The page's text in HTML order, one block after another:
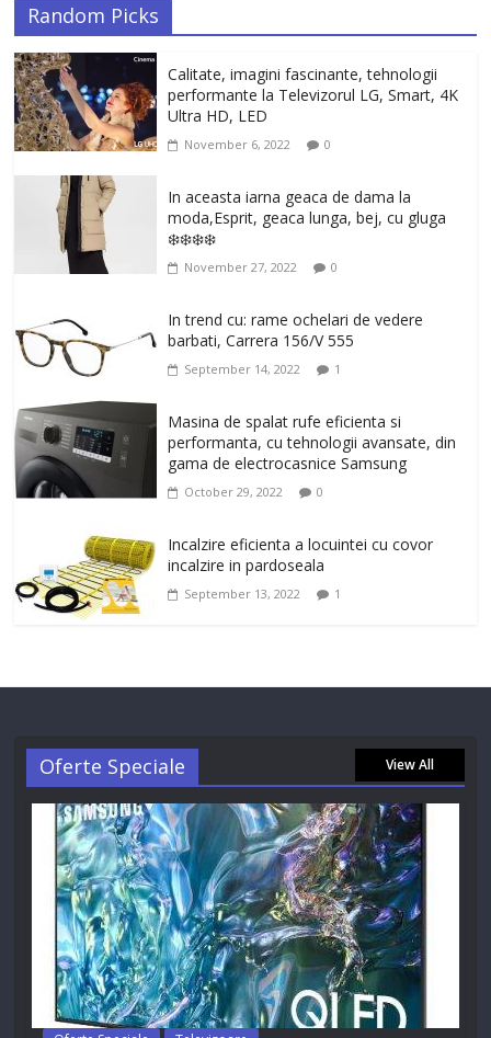
Random Picks
Calitate, imagini fascinante, tehnologii
performante la Televizorul LG, Smart, 4K
Ultra HD, LED
November 6, 2022 0
In aceasta iarna geaca de dama la
moda,Esprit, geaca lunga, bej, cu gluga
❄️❄️❄️❄️
November 27, 2022 0
In trend cu: rame ochelari de vedere
barbati, Carrera 156/V 555
September 14, 2022 1
Masina de spalat rufe eficienta si
performanta, cu tehnologii avansate, din
gama de electrocasnice Samsung
October 29, 2022 0
Incalzire eficienta a locuintei cu covor
incalzire in pardoseala
September 13, 2022 1
Oferte Speciale View All